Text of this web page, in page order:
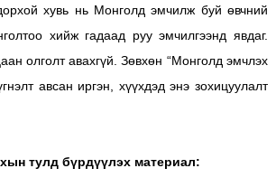
хувь нь Монголд эмчилж буй өвчний
хийж гадаад руу эмчилгээнд явдаг.
олголт авахгүй. Зөвхөн “Монголд эмчлэх
авсан иргэн, хүүхдэд энэ зохицуулалт
тулд бүрдүүлэх материал: